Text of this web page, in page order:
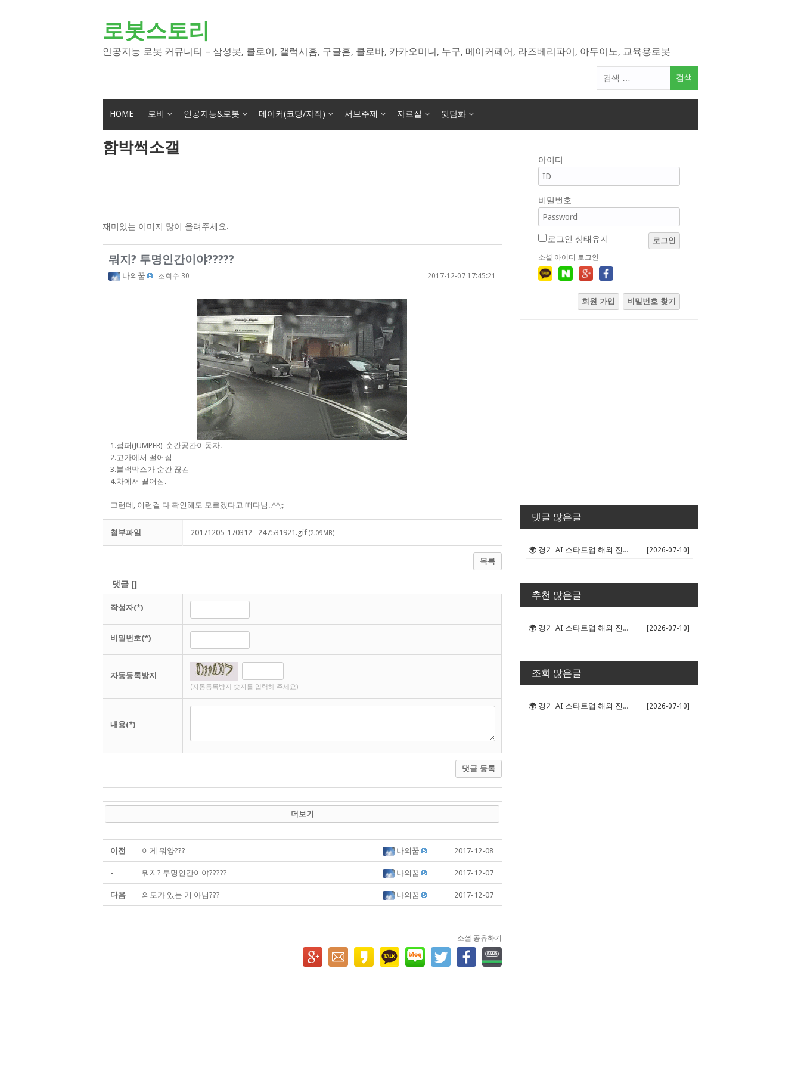
로봇스토리
인공지능 로봇 커뮤니티 – 삼성봇, 클로이, 갤럭시홈, 구글홈, 클로바, 카카오미니, 누구, 메이커페어, 라즈베리파이, 아두이노, 교육용로봇
색
HOME 로비 인공지능&로봇 메이커(코딩/자작) 서브주제 자료실 뒷담화
함박썩소갤
재미있는 이미지 많이 올려주세요.
뭐지? 투명인간이야?????
나의꿈 조회수 30 2017-12-07 17:45:21
1.점퍼(JUMPER)-순간공간이동자.
2.고가에서 떨어짐
3.블랙박스가 순간 끊김
4.차에서 떨어짐.
그런데, 이런걸 다 확인해도 모르겠다고 떠다님..^^;;
첨부파일 20171205_170312_-247531921.gif (2.09MB)
목록
댓글 []
작성자(*)
비밀번호(*)
자동등록방지
(자동등록방지 숫자를 입력해 주세요)
내용(*)
댓글 등록
더보기
이전 이게 뭐양??? 나의꿈 2017-12-08
- 뭐지? 투명인간이야????? 나의꿈 2017-12-07
다음 의도가 있는 거 아님??? 나의꿈 2017-12-07
소셜 공유하기
아이디
비밀번호
로그인 상태유지 로그인
소셜 아이디 로그인
회원 가입 비밀번호 찾기
댓글 많은글
🌍 경기 AI 스타트업 해외 진출 판... [2026-07-10]
추천 많은글
🌍 경기 AI 스타트업 해외 진출 판... [2026-07-10]
조회 많은글
🌍 경기 AI 스타트업 해외 진출 판... [2026-07-10]